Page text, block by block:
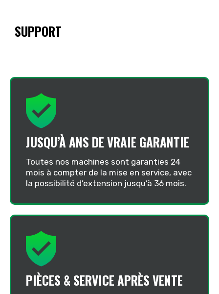
SUPPORT
JUSQU’À ANS DE VRAIE GARANTIE
Toutes nos machines sont garanties 24
mois à compter de la mise en service, avec
la possibilité d’extension jusqu’à 36 mois.
PIÈCES & SERVICE APRÈS VENTE